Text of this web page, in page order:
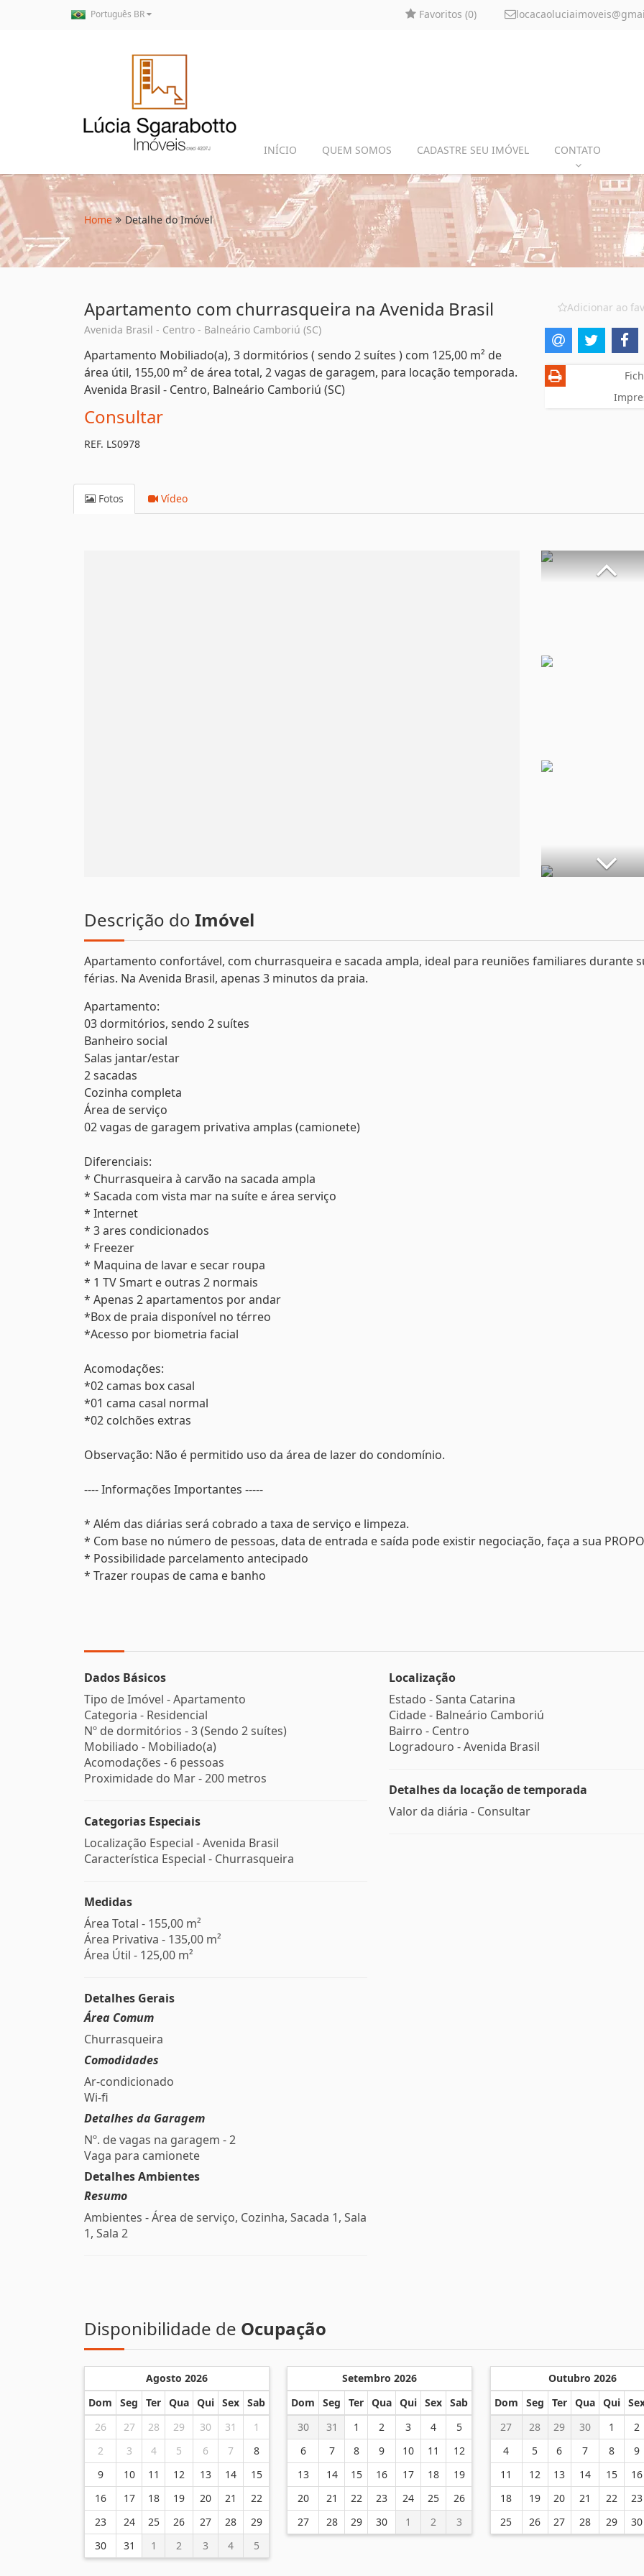
Português BR Favoritos (0)
INÍCIO QUEM SOMOS CADASTRE SEU IMÓVEL CONTATO
Home Detalhe do Imóvel
Apartamento com churrasqueira na Avenida Brasil
Avenida Brasil - Centro - Balneário Camboriú (SC)
Apartamento Mobiliado(a), 3 dormitórios ( sendo 2 suítes ) com 125,00 m² de
área útil, 155,00 m² de área total, 2 vagas de garagem, para locação temporada.
Avenida Brasil - Centro, Balneário Camboriú (SC)
Consultar
REF. LS0978
Adicionar ao
Fotos Vídeo
Descrição do Imóvel
Apartamento confortável, com churrasqueira e sacada ampla, ideal para reuniões familiares durante
férias. Na Avenida Brasil, apenas 3 minutos da praia.
Apartamento:
03 dormitórios, sendo 2 suítes
Banheiro social
Salas jantar/estar
2 sacadas
Cozinha completa
Área de serviço
02 vagas de garagem privativa amplas (camionete)
Diferenciais:
* Churrasqueira à carvão na sacada ampla
* Sacada com vista mar na suíte e área serviço
* Internet
* 3 ares condicionados
* Freezer
* Maquina de lavar e secar roupa
* 1 TV Smart e outras 2 normais
* Apenas 2 apartamentos por andar
*Box de praia disponível no térreo
*Acesso por biometria facial
Acomodações:
*02 camas box casal
*01 cama casal normal
*02 colchões extras
Observação: Não é permitido uso da área de lazer do condomínio.
---- Informações Importantes -----
* Além das diárias será cobrado a taxa de serviço e limpeza.
* Com base no número de pessoas, data de entrada e saída pode existir negociação, faça a sua
* Possibilidade parcelamento antecipado
* Trazer roupas de cama e banho
Dados Básicos
Tipo de Imóvel - Apartamento
Categoria - Residencial
Nº de dormitórios - 3 (Sendo 2 suítes)
Mobiliado - Mobiliado(a)
Acomodações - 6 pessoas
Proximidade do Mar - 200 metros
Categorias Especiais
Localização Especial - Avenida Brasil
Característica Especial - Churrasqueira
Medidas
Área Total - 155,00 m²
Área Privativa - 135,00 m²
Área Útil - 125,00 m²
Detalhes Gerais
Área Comum
Churrasqueira
Comodidades
Ar-condicionado
Wi-fi
Detalhes da Garagem
Nº. de vagas na garagem - 2
Vaga para camionete
Detalhes Ambientes
Resumo
Ambientes - Área de serviço, Cozinha, Sacada 1, Sala
1, Sala 2
Localização
Estado -Santa Catarina
Cidade - Balneário Camboriú
Bairro - Centro
Logradouro -Avenida Brasil
Detalhes da locação de temporada
Valor da diária - Consultar
Disponibilidade de Ocupação
Agosto 2026
Dom
Seg Ter Qua Qui Sex Sab
26
27 28 29 30 31
1
2
3 4 5 6 7
8
9
10 11 12 13 14
15
16
17 18 19 20 21
22
23
24 25 26 27 28
29
30
31 1 2 3 4 5
Setembro 2026
Dom
Seg Ter Qua Qui Sex
Sab
30
31 1 2 3 4
5
6
7 8 9 10 11
12
13
14 15 16 17 18
19
20
21 22 23 24 25
26
27
28 29 30 1 2 3
Outubro 2026
Dom
Seg Ter Qua Qui
27
28 29 30 1 2
4
5 6 7 8 9
11
12 13 14 15 16
18
19 20 21 22 23
25
26 27 28 29 30